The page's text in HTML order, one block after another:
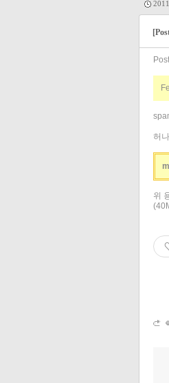
허
위